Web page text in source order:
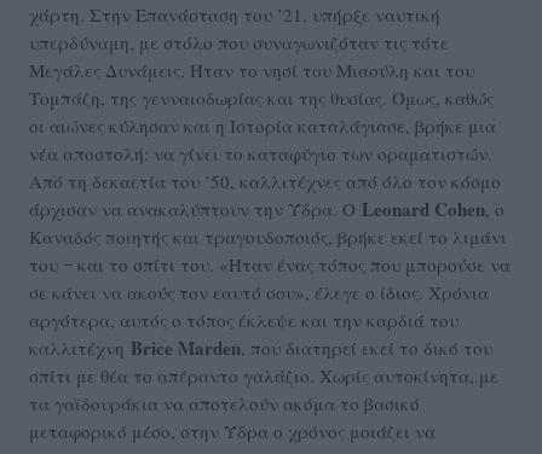
χάρτη. Στην Επανάσταση του ’21, υπήρξε ναυτική
υπερδύναμη, με στόλο που συναγωνιζόταν τις τότε
Μεγάλες Δυνάμεις. Ήταν το νησί του Μιαούλη και του
Τομπάζη, της γενναιοδωρίας και της θυσίας. Όμως, καθώς
οι αιώνες κύλησαν και η Ιστορία καταλάγιασε, βρήκε μια
νέα αποστολή: να γίνει το καταφύγιο των οραματιστών.
Από τη δεκαετία του ’50, καλλιτέχνες από όλο τον κόσμο
άρχισαν να ανακαλύπτουν την Ύδρα. Ο Leonard Cohen , ο
Καναδός ποιητής και τραγουδοποιός, βρήκε εκεί το λιμάνι
του ‒ και το σπίτι του. «Ήταν ένας τόπος που μπορούσε να
σε κάνει να ακούς τον εαυτό σου», έλεγε ο ίδιος. Χρόνια
αργότερα, αυτός ο τόπος έκλεψε και την καρδιά του
καλλιτέχνη Brice Marden , που διατηρεί εκεί το δικό του
σπίτι με θέα το απέραντο γαλάζιο. Χωρίς αυτοκίνητα, με
τα γαϊδουράκια να αποτελούν ακόμα το βασικό
μεταφορικό μέσο, στην Ύδρα ο χρόνος μοιάζει να